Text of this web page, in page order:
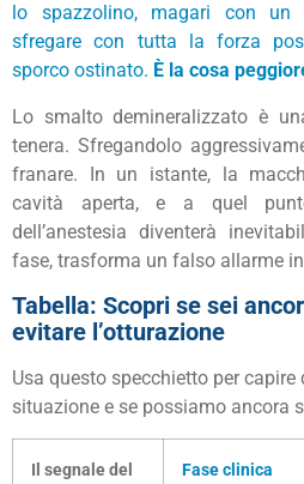
lo spazzolino, magari con un
sfregare con tutta la forza
sporco ostinato. È la cosa
Lo smalto demineralizzato è
tenera. Sfregandolo
franare. In un istante, la
cavità aperta, e a quel
dell’anestesia diventerà
fase, trasforma un falso allarme in
Tabella: Scopri se sei
evitare l’otturazione
Usa questo specchietto per
situazione e se possiamo ancora
Il segnale del
Fase clinica